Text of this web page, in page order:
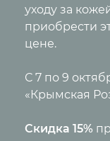
уходу за
приобрести
цене.
С 7 по 9
«Крымская
Скидка 15%